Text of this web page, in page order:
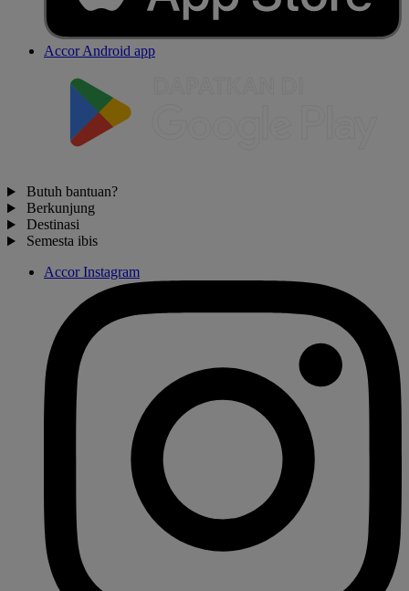
Accor Android app
Butuh bantuan?
Berkunjung
Destinasi
Semesta ibis
Accor Instagram